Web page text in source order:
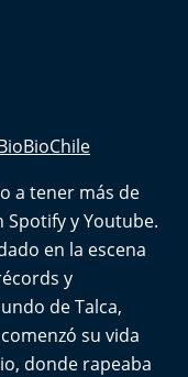
a tener más de
y Youtube.
en la escena
y
de Talca,
su vida
donde rapeaba